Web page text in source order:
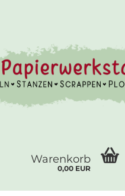
Warenkorb
0,00 EUR